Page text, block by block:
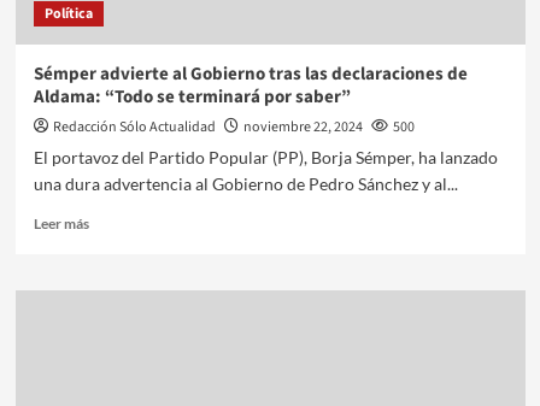
Política
Sémper advierte al Gobierno tras las declaraciones de
Aldama: “Todo se terminará por saber”
Redacción Sólo Actualidad noviembre 22, 2024
500
El portavoz del Partido Popular (PP), Borja Sémper, ha lanzado
una dura advertencia al Gobierno de Pedro Sánchez y al...
Leer más